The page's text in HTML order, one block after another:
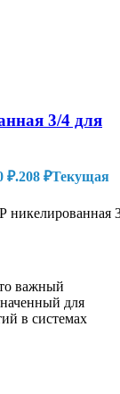
3/4 для
₽.208 ₽Текущая
важный
для
в системах